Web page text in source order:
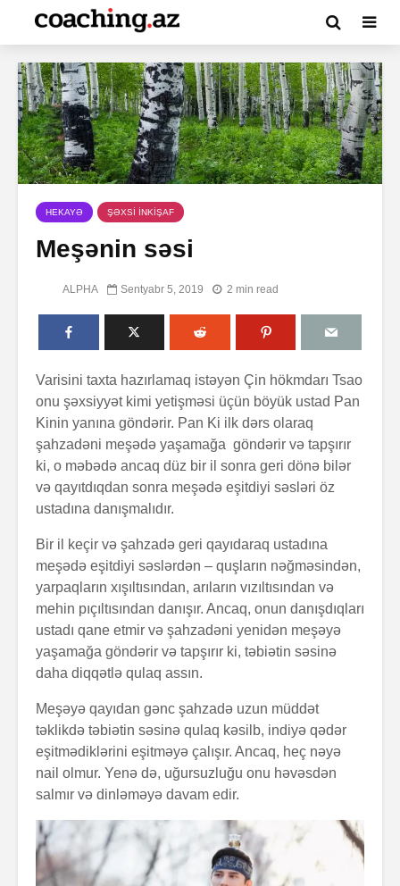
HEKAYƏ ŞƏXSİ İNKİŞAF
Meşənin səsi
ALPHA Sentyabr 5, 2019 2 min read
Varisini taxta hazırlamaq istəyən Çin hökmdarı Tsao
onu şəxsiyyət kimi yetişməsi üçün böyük ustad Pan
Kinin yanına göndərir. Pan Ki ilk dərs olaraq
şahzadəni meşədə yaşamağa göndərir və tapşırır
ki, o məbədə ancaq düz bir il sonra geri dönə bilər
və qayıtdıqdan sonra meşədə eşitdiyi səsləri öz
ustadına danışmalıdır.
Bir il keçir və şahzadə geri qayıdaraq ustadına
meşədə eşitdiyi səslərdən – quşların nəğməsindən,
yarpaqların xışıltısından, arıların vızıltısından və
mehin pıçıltısından danışır. Ancaq, onun danışdıqları
ustadı qane etmir və şahzadəni yenidən meşəyə
yaşamağa göndərir və tapşırır ki, təbiətin səsinə
daha diqqətlə qulaq assın.
Meşəyə qayıdan gənc şahzadə uzun müddət
təklikdə təbiətin səsinə qulaq kəsilb, indiyə qədər
eşitmədiklərini eşitməyə çalışır. Ancaq, heç nəyə
nail olmur. Yenə də, uğursuzluğu onu həvəsdən
salmır və dinləməyə davam edir.
Alfred Adler və
onun fərdi
psixologiya
“Ulduzlu gecə”
necə yarandı?
Özünüdərketmə
nədir və necə
formalaşdırılır?
Həyatın
məktubu